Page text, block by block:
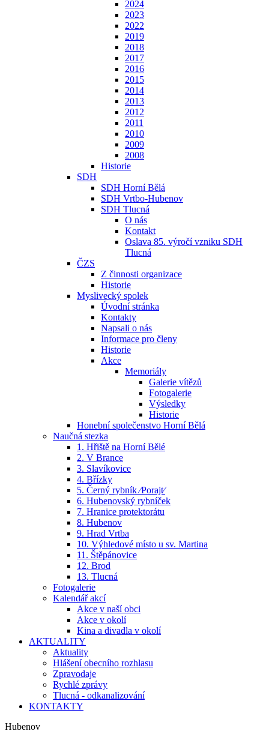
2024
2023
2022
2019
2018
2017
2016
2015
2014
2013
2012
2011
2010
2009
2008
Historie
SDH
SDH Horní Bělá
SDH Vrtbo-Hubenov
SDH Tlucná
O nás
Kontakt
Oslava 85. výročí vzniku SDH
Tlucná
ČZS
Z činnosti organizace
Historie
Myslivecký spolek
Úvodní stránka
Kontakty
Napsali o nás
Informace pro členy
Historie
Akce
Memoriály
Galerie vítězů
Fotogalerie
Výsledky
Historie
Honební společenstvo Horní Bělá
Naučná stezka
1. Hřiště na Horní Bělé
2. V Brance
3. Slavíkovice
4. Břízky
5. Černý rybník ⁄Porajt⁄
6. Hubenovský rybníček
7. Hranice protektorátu
8. Hubenov
9. Hrad Vrtba
10. Výhledové místo u sv. Martina
11. Štěpánovice
12. Brod
13. Tlucná
Fotogalerie
Kalendář akcí
Akce v naší obci
Akce v okolí
Kina a divadla v okolí
AKTUALITY
Aktuality
Hlášení obecního rozhlasu
Zpravodaje
Rychlé zprávy
Tlucná - odkanalizování
KONTAKTY
Hubenov